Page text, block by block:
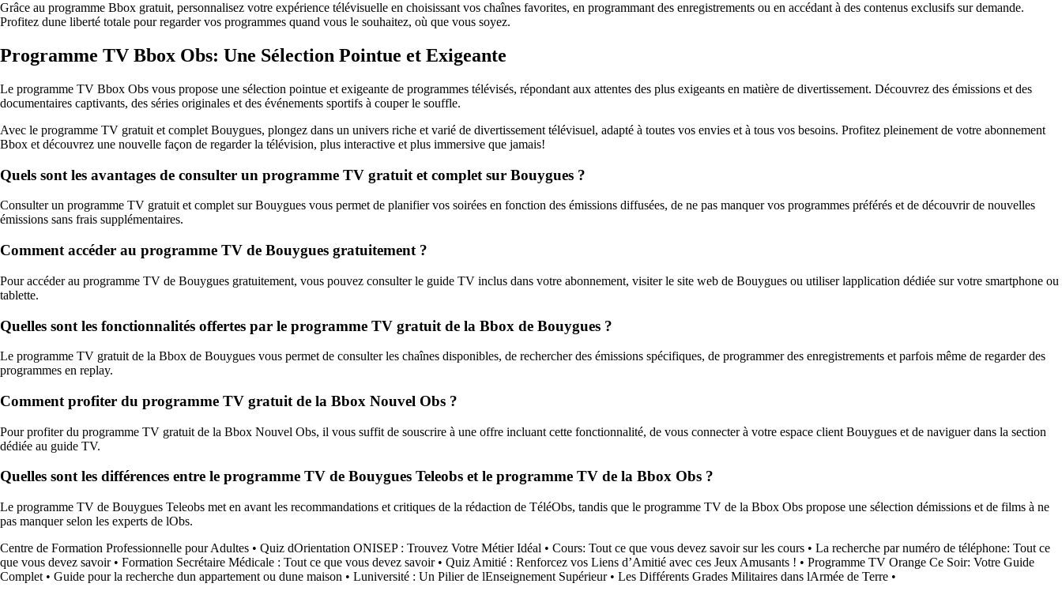
Grâce au programme Bbox gratuit, personnalisez votre expérience télévisuelle en choisissant vos chaînes favorites, en programmant des enregistrements ou en accédant à des contenus exclusifs sur demande.
Profitez dune liberté totale pour regarder vos programmes quand vous le souhaitez, où que vous soyez.
Programme TV Bbox Obs: Une Sélection Pointue et Exigeante
Le programme TV Bbox Obs vous propose une sélection pointue et exigeante de programmes télévisés, répondant aux attentes des plus exigeants en matière de divertissement. Découvrez des émissions et des
documentaires captivants, des séries originales et des événements sportifs à couper le souffle.
Avec le programme TV gratuit et complet Bouygues, plongez dans un univers riche et varié de divertissement télévisuel, adapté à toutes vos envies et à tous vos besoins. Profitez pleinement de votre abonnement
Bbox et découvrez une nouvelle façon de regarder la télévision, plus interactive et plus immersive que jamais!
Quels sont les avantages de consulter un programme TV gratuit et complet sur Bouygues ?
Consulter un programme TV gratuit et complet sur Bouygues vous permet de planifier vos soirées en fonction des émissions diffusées, de ne pas manquer vos programmes préférés et de découvrir de nouvelles
émissions sans frais supplémentaires.
Comment accéder au programme TV de Bouygues gratuitement ?
Pour accéder au programme TV de Bouygues gratuitement, vous pouvez consulter le guide TV inclus dans votre abonnement, visiter le site web de Bouygues ou utiliser lapplication dédiée sur votre smartphone ou
tablette.
Quelles sont les fonctionnalités offertes par le programme TV gratuit de la Bbox de Bouygues ?
Le programme TV gratuit de la Bbox de Bouygues vous permet de consulter les chaînes disponibles, de rechercher des émissions spécifiques, de programmer des enregistrements et parfois même de regarder des
programmes en replay.
Comment profiter du programme TV gratuit de la Bbox Nouvel Obs ?
Pour profiter du programme TV gratuit de la Bbox Nouvel Obs, il vous suffit de souscrire à une offre incluant cette fonctionnalité, de vous connecter à votre espace client Bouygues et de naviguer dans la section
dédiée au guide TV.
Quelles sont les différences entre le programme TV de Bouygues Teleobs et le programme TV de la Bbox Obs ?
Le programme TV de Bouygues Teleobs met en avant les recommandations et critiques de la rédaction de TéléObs, tandis que le programme TV de la Bbox Obs propose une sélection démissions et de films à ne
pas manquer selon les experts de lObs.
Centre de Formation Professionnelle pour Adultes • Quiz dOrientation ONISEP : Trouvez Votre Métier Idéal • Cours: Tout ce que vous devez savoir sur les cours • La recherche par numéro de téléphone: Tout ce
que vous devez savoir• Formation Secrétaire Médicale : Tout ce que vous devez savoir• Quiz Amitié : Renforcez vos Liens d’Amitié avec ces Jeux Amusants ! • Programme TV Orange Ce Soir: Votre Guide
Complet • Guide pour la recherche dun appartement ou dune maison • Luniversité : Un Pilier de lEnseignement Supérieur• Les Différents Grades Militaires dans lArmée de Terre •